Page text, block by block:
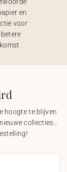
en
voor
hoogte te blijven
collecties…